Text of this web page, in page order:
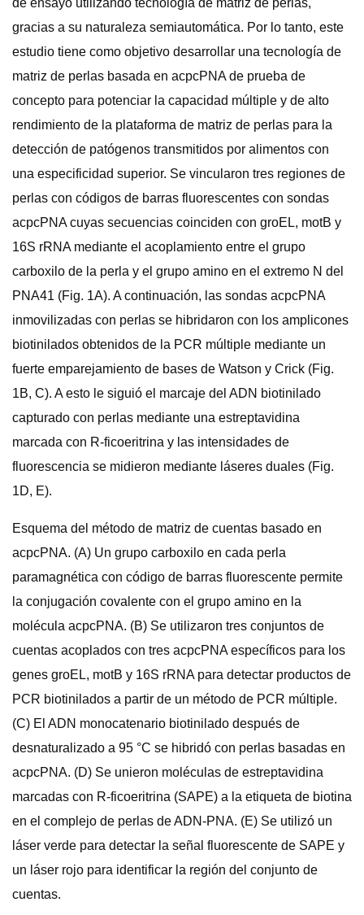
de ensayo utilizando tecnología de matriz de perlas,
gracias a su naturaleza semiautomática. Por lo tanto, este
estudio tiene como objetivo desarrollar una tecnología de
matriz de perlas basada en acpcPNA de prueba de
concepto para potenciar la capacidad múltiple y de alto
rendimiento de la plataforma de matriz de perlas para la
detección de patógenos transmitidos por alimentos con
una especificidad superior. Se vincularon tres regiones de
perlas con códigos de barras fluorescentes con sondas
acpcPNA cuyas secuencias coinciden con groEL, motB y
16S rRNA mediante el acoplamiento entre el grupo
carboxilo de la perla y el grupo amino en el extremo N del
PNA41 (Fig. 1A). A continuación, las sondas acpcPNA
inmovilizadas con perlas se hibridaron con los amplicones
biotinilados obtenidos de la PCR múltiple mediante un
fuerte emparejamiento de bases de Watson y Crick (Fig.
1B, C). A esto le siguió el marcaje del ADN biotinilado
capturado con perlas mediante una estreptavidina
marcada con R-ficoeritrina y las intensidades de
fluorescencia se midieron mediante láseres duales (Fig.
1D, E).
Esquema del método de matriz de cuentas basado en
acpcPNA. (A) Un grupo carboxilo en cada perla
paramagnética con código de barras fluorescente permite
la conjugación covalente con el grupo amino en la
molécula acpcPNA. (B) Se utilizaron tres conjuntos de
cuentas acoplados con tres acpcPNA específicos para los
genes groEL, motB y 16S rRNA para detectar productos de
PCR biotinilados a partir de un método de PCR múltiple.
(C) El ADN monocatenario biotinilado después de
desnaturalizado a 95 °C se hibridó con perlas basadas en
acpcPNA. (D) Se unieron moléculas de estreptavidina
marcadas con R-ficoeritrina (SAPE) a la etiqueta de biotina
en el complejo de perlas de ADN-PNA. (E) Se utilizó un
láser verde para detectar la señal fluorescente de SAPE y
un láser rojo para identificar la región del conjunto de
cuentas.